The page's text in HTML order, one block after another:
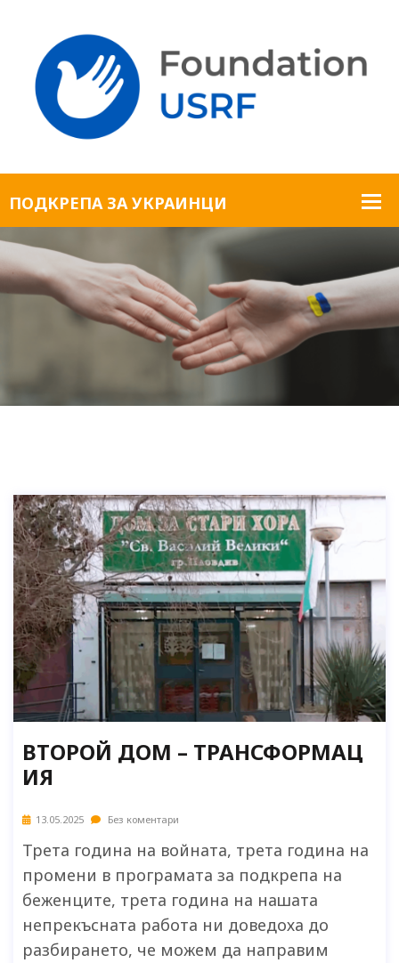
ВТОРОЙ ДОМ – ТРАНСФОРМАЦ
ИЯ
13.05.2025 Без коментари
Трета година на войната, трета година на
промени в програмата за подкрепа на
беженците, трета година на нашата
непрекъсната работа ни доведоха до
разбирането, че можем да направим